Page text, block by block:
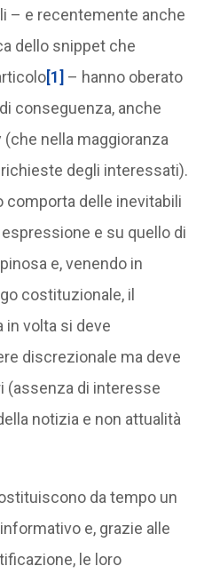
– e recentemente anche
dello snippet che
[1] – hanno oberato
conseguenza, anche
(che nella maggioranza
degli interessati).
comporta delle inevitabili
e su quello di
e, venendo in
costituzionale, il
in volta si deve
discrezionale ma deve
(assenza di interesse
notizia e non attualità
da tempo un
e, grazie alle
le loro